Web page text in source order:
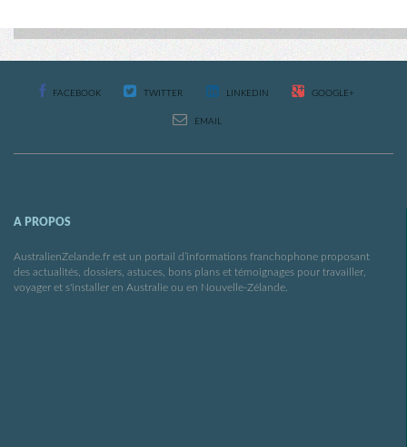
FACEBOOK TWITTER LINKEDIN GOOGLE+
EMAIL
A PROPOS
AustralienZelande.fr est un portail d’informations franchophone proposant
des actualités, dossiers, astuces, bons plans et témoignages pour travailler,
voyager et s'installer en Australie ou en Nouvelle-Zélande.